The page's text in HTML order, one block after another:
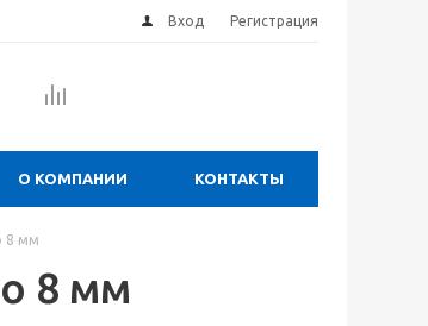
Вход Регистрация
О КОМПАНИИ КОНТАКТЫ
8 мм
8 мм